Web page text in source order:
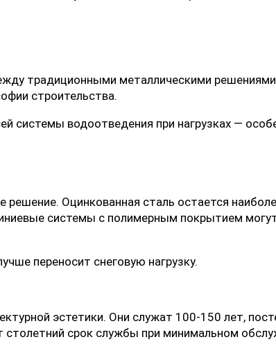
традиционными металлическими
строительства.
системы водоотведения при нагрузках —
Оцинкованная сталь остается
системы с полимерным покрытием
переносит снеговую нагрузку.
эстетики. Они служат 100-150 лет,
срок службы при минимальном